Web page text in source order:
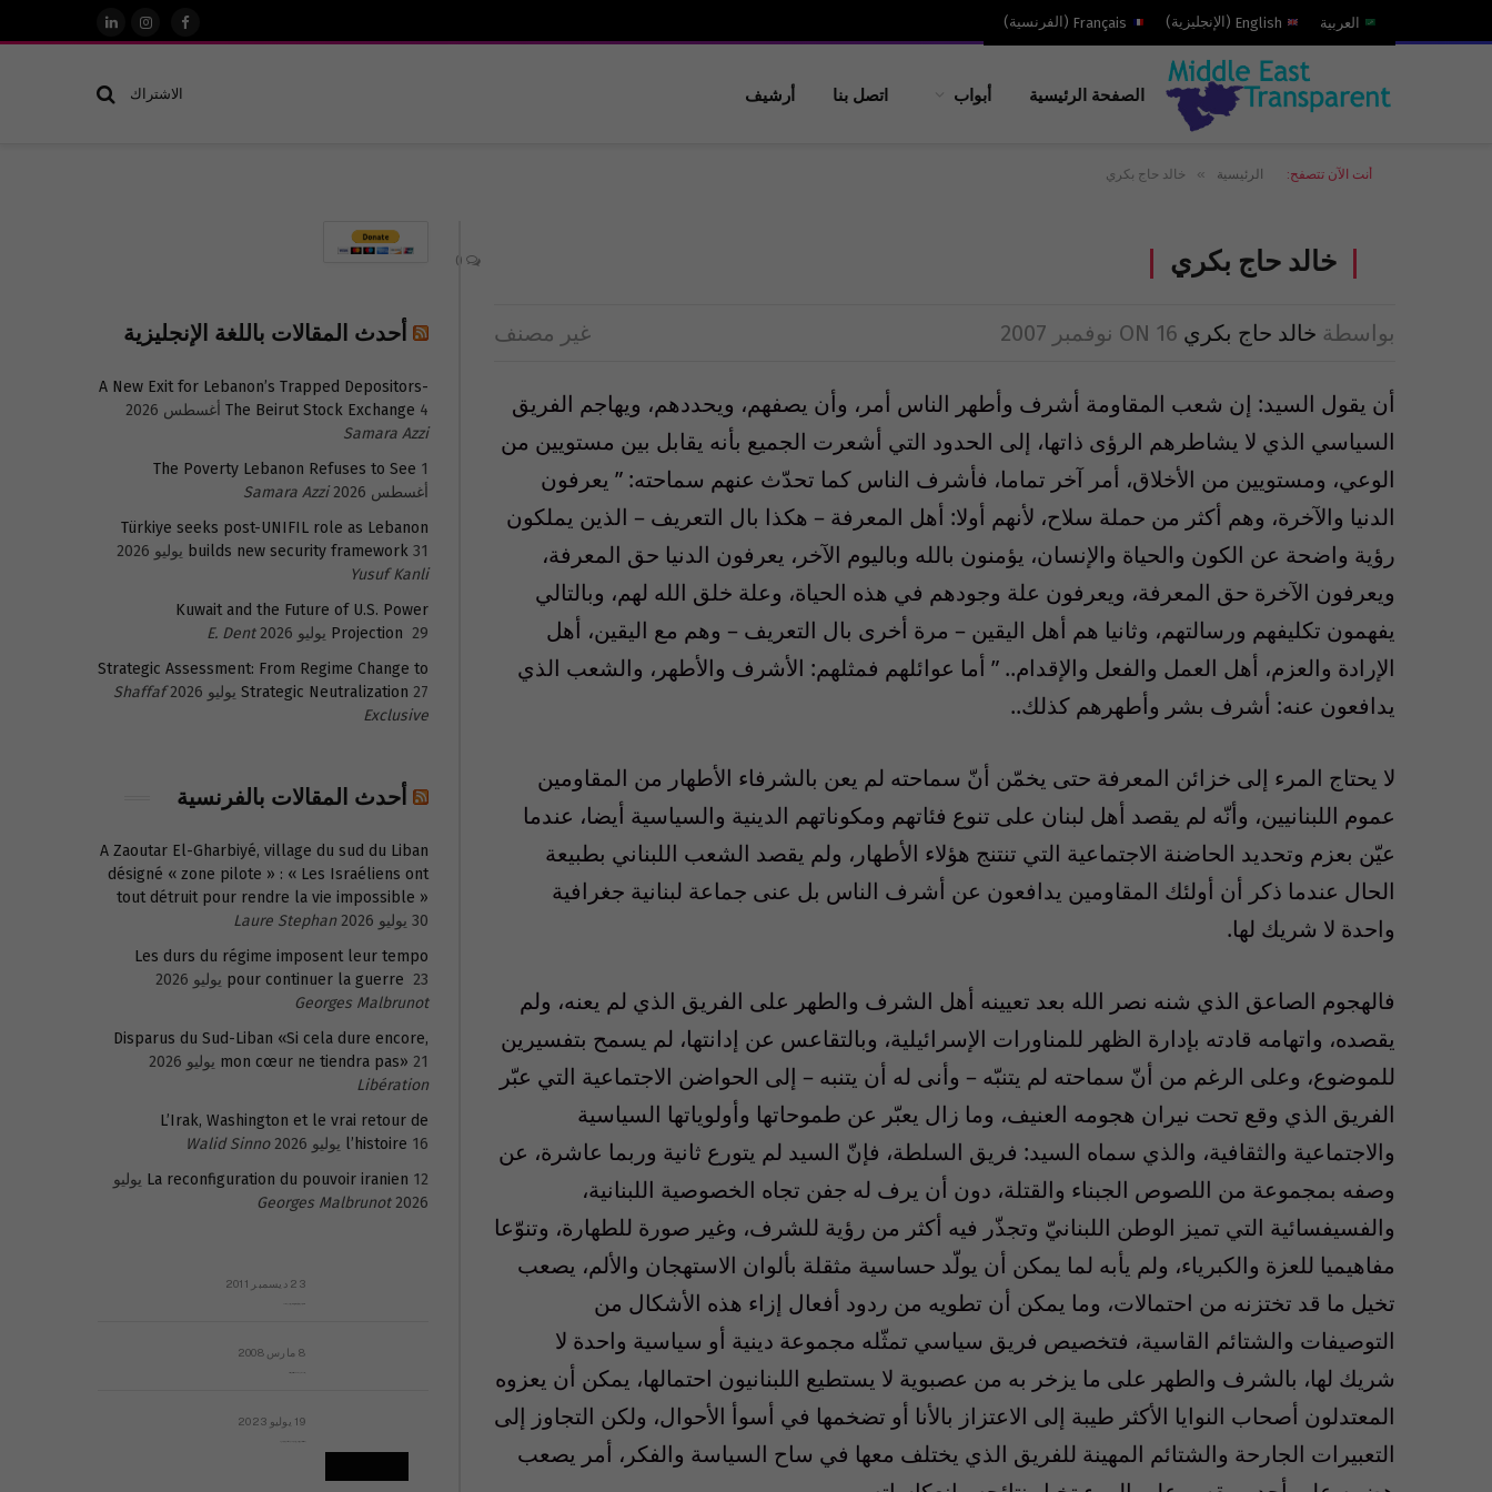
العربية English
( الإنجليزية)
Français
( الفرنسية)
فيسبوكالانستغرام
لينكدإن
الصفحة الرئيسية أبواب اتصل بنا أرشيف الاشتراك
أنت الآن تتصفح: الرئيسية » خالد حاج بكري
خالد حاج بكري
بواسطة خالد حاج بكري ON 16 نوفمبر 2007 غير مصنف
أن يقول السيد: إن شعب المقاومة أشرف وأطهر الناس أمر، وأن يصفهم، ويحددهم، ويهاجم الفريق
السياسي الذي لا يشاطرهم الرؤى ذاتها، إلى الحدود التي أشعرت الجميع بأنه يقابل بين مستويين من
الوعي، ومستويين من الأخلاق، أمر آخر تماما، فأشرف الناس كما تحدّث عنهم سماحته: ” يعرفون
الدنيا والآخرة، وهم أكثر من حملة سلاح، لأنهم أولا: أهل المعرفة – هكذا بال التعريف – الذين يملكون
رؤية واضحة عن الكون والحياة والإنسان، يؤمنون بالله وباليوم الآخر، يعرفون الدنيا حق المعرفة،
ويعرفون الآخرة حق المعرفة، ويعرفون علة وجودهم في هذه الحياة، وعلة خلق الله لهم، وبالتالي
يفهمون تكليفهم ورسالتهم، وثانيا هم أهل اليقين – مرة أخرى بال التعريف – وهم مع اليقين، أهل
الإرادة والعزم، أهل العمل والفعل والإقدام.. ” أما عوائلهم فمثلهم: الأشرف والأطهر، والشعب الذي
يدافعون عنه: أشرف بشر وأطهرهم كذلك..
لا يحتاج المرء إلى خزائن المعرفة حتى يخمّن أنّ سماحته لم يعن بالشرفاء الأطهار من المقاومين
عموم اللبنانيين، وأنّه لم يقصد أهل لبنان على تنوع فئاتهم ومكوناتهم الدينية والسياسية أيضا، عندما
عيّن بعزم وتحديد الحاضنة الاجتماعية التي تنتنج هؤلاء الأطهار، ولم يقصد الشعب اللبناني بطبيعة
الحال عندما ذكر أن أولئك المقاومين يدافعون عن أشرف الناس بل عنى جماعة لبنانية جغرافية
واحدة لا شريك لها.
فالهجوم الصاعق الذي شنه نصر الله بعد تعيينه أهل الشرف والطهر على الفريق الذي لم يعنه، ولم
يقصده، واتهامه قادته بإدارة الظهر للمناورات الإسرائيلية، وبالتقاعس عن إدانتها، لم يسمح بتفسيرين
للموضوع، وعلى الرغم من أنّ سماحته لم يتنبّه – وأنى له أن يتنبه – إلى الحواضن الاجتماعية التي عبّر
الفريق الذي وقع تحت نيران هجومه العنيف، وما زال يعبّر عن طموحاتها وأولوياتها السياسية
والاجتماعية والثقافية، والذي سماه السيد: فريق السلطة، فإنّ السيد لم يتورع ثانية وربما عاشرة، عن
وصفه بمجموعة من اللصوص الجبناء والقتلة، دون أن يرف له جفن تجاه الخصوصية اللبنانية،
والفسيفسائية التي تميز الوطن اللبنانيّ وتجذّر فيه أكثر من رؤية للشرف، وغير صورة للطهارة، وتنوّعا
مفاهيميا للعزة والكبرياء، ولم يأبه لما يمكن أن يولّد حساسية مثقلة بألوان الاستهجان والألم، يصعب
تخيل ما قد تختزنه من احتمالات، وما يمكن أن تطويه من ردود أفعال إزاء هذه الأشكال من
التوصيفات والشتائم القاسية، فتخصيص فريق سياسي تمثّله مجموعة دينية أو سياسية واحدة لا
شريك لها، بالشرف والطهر على ما يزخر به من عصبوية لا يستطيع اللبنانيون احتمالها، يمكن أن يعزوه
المعتدلون أصحاب النوايا الأكثر طيبة إلى الاعتزاز بالأنا أو تضخمها في أسوأ الأحوال، ولكن التجاوز إلى
التعبيرات الجارحة والشتائم المهينة للفريق الذي يختلف معها في ساح السياسة والفكر، أمر يصعب
أحدث المقالات باللغة الإنجليزية
A New Exit for Lebanon’s Trapped Depositors-
The Beirut Stock Exchange 4 أغسطس 2026
Samara Azzi
The Poverty Lebanon Refuses to See 1
أغسطس 2026
Samara Azzi
Türkiye seeks post-UNIFIL role as Lebanon
builds new security framework 31 يوليو 2026
Yusuf Kanli
Kuwait and the Future of U.S. Power
Projection 29 يوليو 2026
E. Dent
Strategic Assessment: From Regime Change to
Strategic Neutralization 27 يوليو 2026
Shaffaf
Exclusive
أحدث المقالات بالفرنسية
A Zaoutar El-Gharbiyé, village du sud du Liban
désigné « zone pilote » : « Les Israéliens ont
tout détruit pour rendre la vie impossible »
30 يوليو 2026
Laure Stephan
Les durs du régime imposent leur tempo
pour continuer la guerre 23 يوليو 2026
Georges Malbrunot
Disparus du Sud-Liban «Si cela dure encore,
mon cœur ne tiendra pas» 21 يوليو 2026
Libération
L’Irak, Washington et le vrai retour de
l’histoire 16 يوليو 2026
Walid Sinno
La reconfiguration du pouvoir iranien 12 يوليو
2026
Georges Malbrunot
23 ديسمبر 2011
8 مارس 2008
19 يوليو 2023